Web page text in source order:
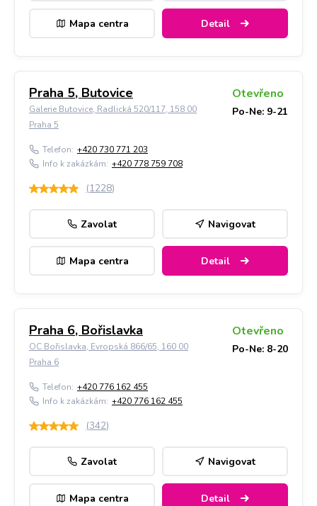
Mapa centra Detail
Praha 5, Butovice
Galerie Butovice, Radlická 520/117, 158 00
Praha 5
Otevřeno
Po-Ne: 9-21
Telefon: +420 730 771 203
Info k zakázkám: +420 778 759 708
(1228)
Zavolat Navigovat
Mapa centra Detail
Praha 6, Bořislavka
OC Bořislavka, Evropská 866/65, 160 00
Praha 6
Otevřeno
Po-Ne: 8-20
Telefon: +420 776 162 455
Info k zakázkám: +420 776 162 455
(342)
Zavolat Navigovat
Mapa centra Detail